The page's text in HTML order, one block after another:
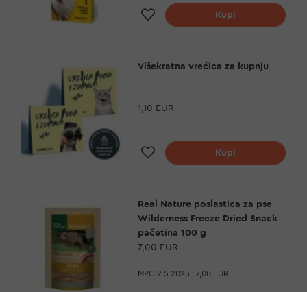
Dodaj na listu želja
Kupi
Višekratna vrećica za kupnju
1,10 EUR
Dodaj na listu želja
Kupi
Real Nature poslastica za pse
Wilderness Freeze Dried Snack
pačetina 100 g
7,00 EUR
MPC 2.5.2025.: 7,00 EUR